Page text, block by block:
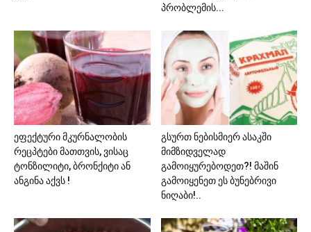
პრობლემის...
ეფექტური მკურნალობის
რეცპტები მათთვის, ვისაც
ტონზილიტი, ბრონქიტი ან
ანგინა აქვს !
გსურთ ნებისმიერ ასაკში
მიმზიდველად
გამოიყურებოდეთ?! მაშინ
გამოიყენეთ ეს ბუნებრივი
ნიღაბი!..